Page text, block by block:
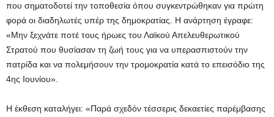
που σηματοδοτεί την τοποθεσία όπου συγκεντρώθηκαν για πρώτη
φορά οι διαδηλωτές υπέρ της δημοκρατίας. Η ανάρτηση έγραφε:
«Μην ξεχνάτε ποτέ τους ήρωες του Λαϊκού Απελευθερωτικού
Στρατού που θυσίασαν τη ζωή τους για να υπερασπιστούν την
πατρίδα και να πολεμήσουν την τρομοκρατία κατά το επεισόδιο της
4ης Ιουνίου».
Η έκθεση καταλήγει: «Παρά σχεδόν τέσσερις δεκαετίες παρέμβασης